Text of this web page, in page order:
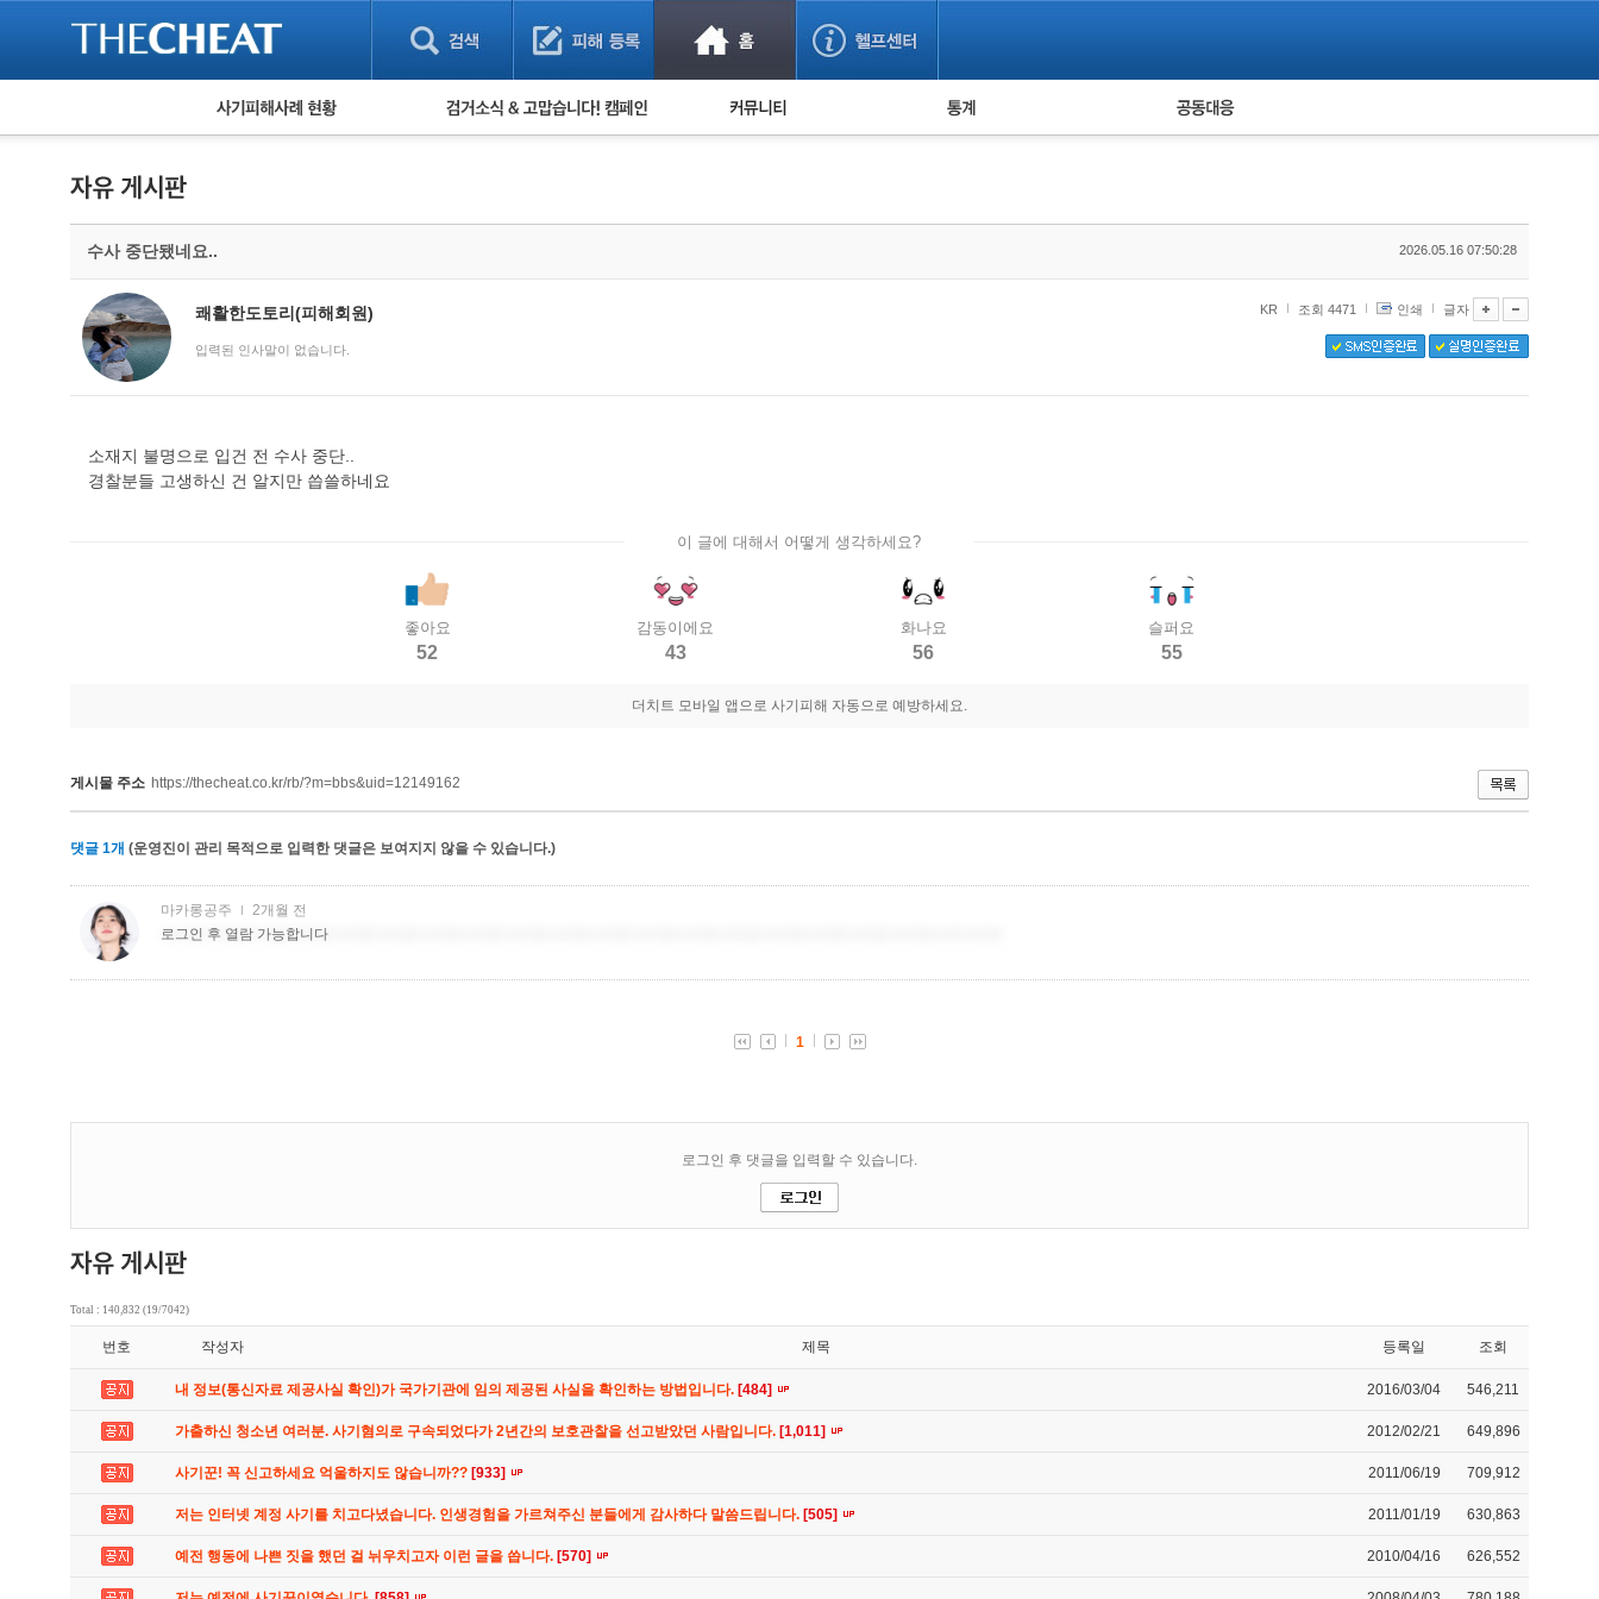
피해사례 현황
유해사이트 목록
비공개 피해사례
워킹홀리데이 피해사례
검거 소식 사기 예방했어요! 누적 피해사례 통계 피해자 공동대응
수사 중단됐네요.. 2026.05.16 07:50:28
쾌활한도토리(피해회원)
입력된 인사말이 없습니다.
KR 조회 4471 인쇄 글자
소재지 불명으로 입건 전 수사 중단..
경찰분들 고생하신 건 알지만 씁쓸하네요
이 글에 대해서 어떻게 생각하세요?
좋아요
52
감동이에요
43
화나요
56
슬퍼요
55
더치트 모바일 앱으로 사기피해 자동으로 예방하세요.
게시물 주소 https://thecheat.co.kr/rb/?m=bbs&uid=12149162
댓글 1개 (운영진이 관리 목적으로 입력한 댓글은 보여지지 않을 수 있습니다.)
Total : 140,832 (19/7042)
번호 작성자 제목 등록일 조회
내 정보(통신자료 제공사실 확인)가 국가기관에 임의 제공된 사실을 확인하는 방법입니다. [484] 2016/03/04 546,211
가출하신 청소년 여러분. 사기혐의로 구속되었다가 2년간의 보호관찰을 선고받았던 사람입니다. [1,011] 2012/02/21 649,896
사기꾼! 꼭 신고하세요 억울하지도 않습니까?? [933] 2011/06/19 709,912
저는 인터넷 계정 사기를 치고다녔습니다. 인생경험을 가르쳐주신 분들에게 감사하다 말씀드립니다. [505] 2011/01/19 630,863
예전 행동에 나쁜 짓을 했던 걸 뉘우치고자 이런 글을 씁니다. [570] 2010/04/16 626,552